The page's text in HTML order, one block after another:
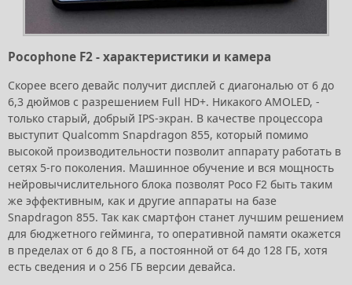
Pocophone F2 - характеристики и камера
Скорее всего девайс получит дисплей с диагональю от 6 до
6,3 дюймов с разрешением Full HD+. Никакого AMOLED, -
только старый, добрый IPS-экран. В качестве процессора
выступит Qualcomm Snapdragon 855, который помимо
высокой производительности позволит аппарату работать в
сетях 5-го поколения. Машинное обучение и вся мощность
нейровычислительного блока позволят Poco F2 быть таким
же эффективным, как и другие аппараты на базе
Snapdragon 855. Так как смартфон станет лучшим решением
для бюджетного гейминга, то оперативной памяти окажется
в пределах от 6 до 8 ГБ, а постоянной от 64 до 128 ГБ, хотя
есть сведения и о 256 ГБ версии девайса.